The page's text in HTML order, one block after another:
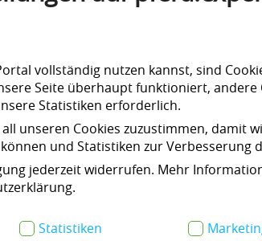
vollständig nutzen kannst, sind
Seite überhaupt funktioniert, andere
Statistiken erforderlich.
unseren Cookies zuzustimmen, damit
und Statistiken zur Verbesserung
jederzeit widerrufen. Mehr
Statistiken
Kunst zum Thema Pferd,
Striebel
anzeigen